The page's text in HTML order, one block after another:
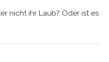
nicht ihr Laub? Oder ist es